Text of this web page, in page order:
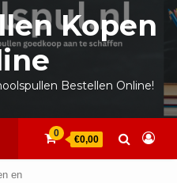
Kopen
Bestellen Online!
0
€0,00
en